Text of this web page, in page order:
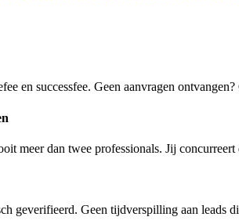
en successfee. Geen aanvragen
meer dan twee professionals. Jij
geverifieerd. Geen tijdverspilling aan leads